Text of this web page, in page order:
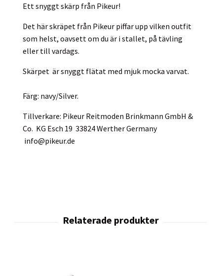
Ett snyggt skärp från Pikeur!
Det här skräpet från Pikeur piffar upp vilken outfit
som helst, oavsett om du är i stallet, på tävling
eller till vardags.
Skärpet är snyggt flätat med mjuk mocka varvat.
Färg: navy/Silver.
Tillverkare: Pikeur Reitmoden Brinkmann GmbH &
Co. KG Esch 19 33824 Werther Germany
info@pikeur.de